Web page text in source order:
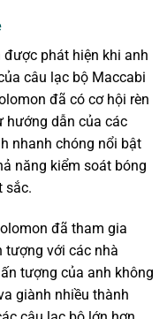
phát hiện khi anh
câu lạc bộ Maccabi
đã có cơ hội rèn
hướng dẫn của các
nhanh chóng nổi bật
năng kiểm soát bóng
sắc.
đã tham gia
tượng với các nhà
tượng của anh không
giành nhiều thành